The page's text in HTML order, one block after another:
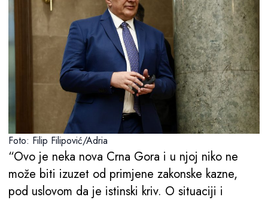
Foto: Filip Filipović/Adria
“Ovo je neka nova Crna Gora i u njoj niko ne
može biti izuzet od primjene zakonske kazne,
pod uslovom da je istinski kriv. O situaciji i